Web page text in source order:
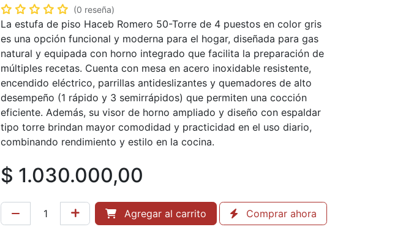
(0 reseña)
La estufa de piso Haceb Romero 50-Torre de 4 puestos en color gris
es una opción funcional y moderna para el hogar, diseñada para gas
natural y equipada con horno integrado que facilita la preparación de
múltiples recetas. Cuenta con mesa en acero inoxidable resistente,
encendido eléctrico, parrillas antideslizantes y quemadores de alto
desempeño (1 rápido y 3 semirrápidos) que permiten una cocción
eficiente. Además, su visor de horno ampliado y diseño con espaldar
tipo torre brindan mayor comodidad y practicidad en el uso diario,
combinando rendimiento y estilo en la cocina.
$ 1.030.000,00
Agregar al carrito Comprar ahora